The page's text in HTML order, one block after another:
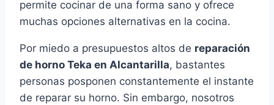
permite cocinar de una forma sano y ofrece
muchas opciones alternativas en la cocina.
Por miedo a presupuestos altos de reparación
de horno Teka en Alcantarilla, bastantes
personas posponen constantemente el instante
de reparar su horno. Sin embargo, nosotros